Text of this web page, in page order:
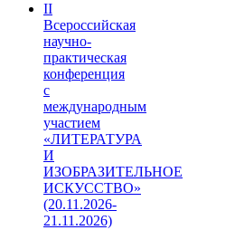
II
Всероссийская
научно-
практическая
конференция
с
международным
участием
«ЛИТЕРАТУРА
И
ИЗОБРАЗИТЕЛЬНОЕ
ИСКУССТВО»
(20.11.2026-
21.11.2026)